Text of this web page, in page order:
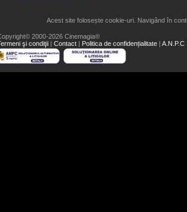
Acest site folosește cookie-uri. Navigând în
2000-2026 Cinemagia®
şi condiţii | Contact | Politica de confidențialitate | A.N.P.C